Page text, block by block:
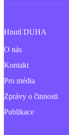
Hnutí DUHA
O nás
Kontakt
Pro média
Zprávy o činnosti
Publikace